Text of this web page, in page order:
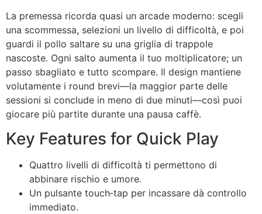
La premessa ricorda quasi un arcade moderno: scegli
una scommessa, selezioni un livello di difficoltà, e poi
guardi il pollo saltare su una griglia di trappole
nascoste. Ogni salto aumenta il tuo moltiplicatore; un
passo sbagliato e tutto scompare. Il design mantiene
volutamente i round brevi—la maggior parte delle
sessioni si conclude in meno di due minuti—così puoi
giocare più partite durante una pausa caffè.
Key Features for Quick Play
Quattro livelli di difficoltà ti permettono di
abbinare rischio e umore.
Un pulsante touch‑tap per incassare dà controllo
immediato.